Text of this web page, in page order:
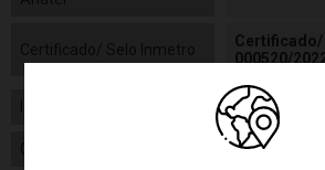
Certificado/
000520/
Unissex